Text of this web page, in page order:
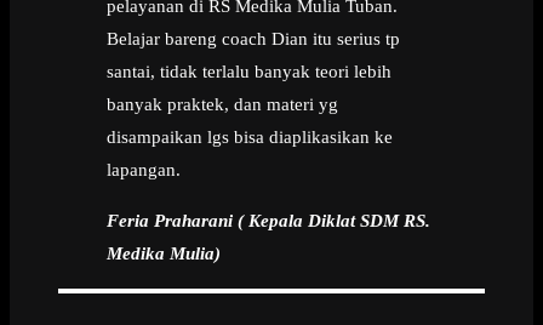
pelayanan di RS Medika Mulia Tuban.
Belajar bareng coach Dian itu serius tp
santai, tidak terlalu banyak teori lebih
banyak praktek, dan materi yg
disampaikan lgs bisa diaplikasikan ke
lapangan.
Feria Praharani ( Kepala Diklat SDM RS.
Medika Mulia)